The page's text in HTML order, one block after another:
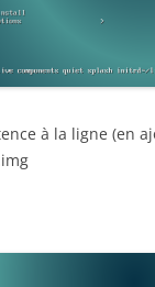
à la ligne (en